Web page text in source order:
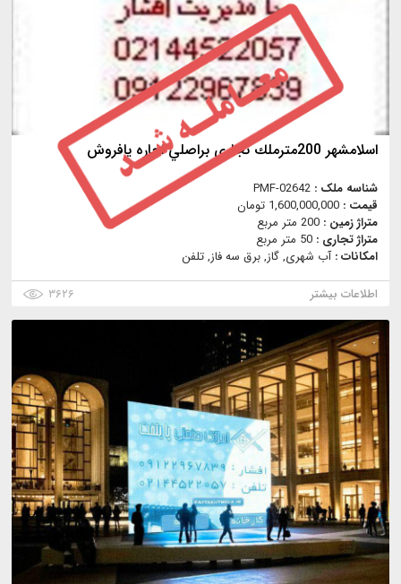
اسلامشهر 200مترملك تجاري براصلي اجاره يافروش
شناسه ملک : PMF-02642
قیمت : 1,600,000,000 تومان
متراژ زمین : 200 متر مربع
متراژ تجاری : 50 متر مربع
امکانات :آب شهری, گاز, برق سه فاز, تلفن
اطلاعات بیشتر
۳۶۲۶